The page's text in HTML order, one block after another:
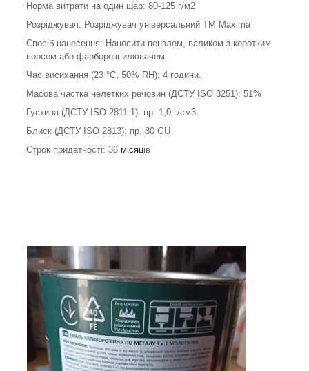
Норма витрати на один шар: 80-125 г/м2
Розріджувач: Розріджувач універсальний ТМ Maxima
Спосіб нанесення: Наносити пензлем, валиком з коротким
ворсом або фарборозпилювачем.
Час висихання (23 °С, 50% RH): 4 години.
Масова частка нелетких речовин (ДСТУ ISO 3251): 51%
Густина (ДСТУ ISO 2811-1): пр. 1,0 г/см3
Блиск (ДСТУ ISO 2813): пр. 80 GU
Строк придатності: 36 місяців